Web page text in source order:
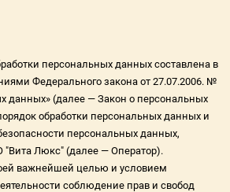
персональных данных составлена в
Федерального закона от 27.07.2006. №
данных» (далее — Закон о персональных
обработки персональных данных и
персональных данных,
Люкс" (далее — Оператор).
важнейшей целью и условием
соблюдение прав и свобод